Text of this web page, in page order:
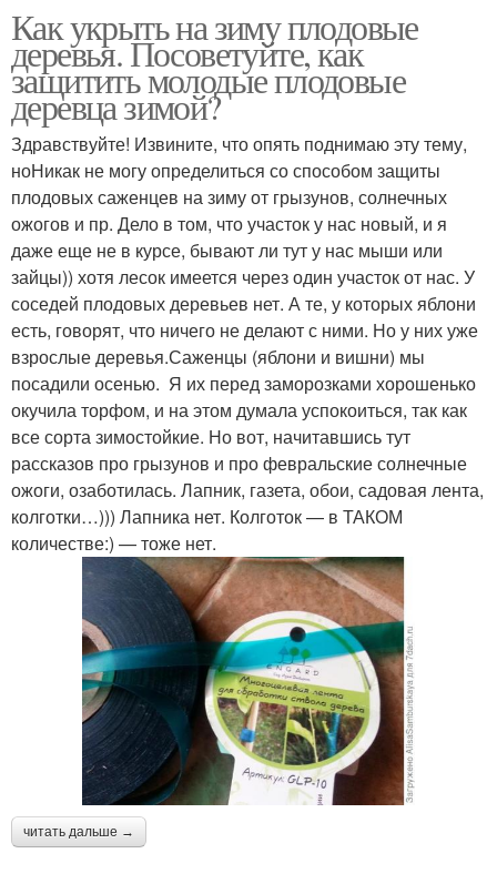
Как укрыть на зиму плодовые
деревья. Посоветуйте, как
защитить молодые плодовые
деревца зимой?
Здравствуйте! Извините, что опять поднимаю эту тему,
ноНикак не могу определиться со способом защиты
плодовых саженцев на зиму от грызунов, солнечных
ожогов и пр. Дело в том, что участок у нас новый, и я
даже еще не в курсе, бывают ли тут у нас мыши или
зайцы)) хотя лесок имеется через один участок от нас. У
соседей плодовых деревьев нет. А те, у которых яблони
есть, говорят, что ничего не делают с ними. Но у них уже
взрослые деревья.Саженцы (яблони и вишни) мы
посадили осенью. Я их перед заморозками хорошенько
окучила торфом, и на этом думала успокоиться, так как
все сорта зимостойкие. Но вот, начитавшись тут
рассказов про грызунов и про февральские солнечные
ожоги, озаботилась. Лапник, газета, обои, садовая лента,
колготки…))) Лапника нет. Колготок — в ТАКОМ
количестве:) — тоже нет.
читать дальше →